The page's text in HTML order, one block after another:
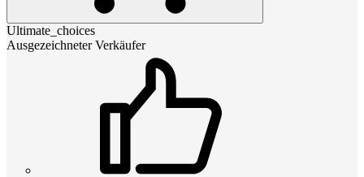
Ultimate_choices
Ausgezeichneter Verkäufer